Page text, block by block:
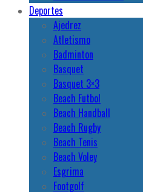
Deportes
Ajedrez
Atletismo
Badminton
Basquet
Basquet 3×3
Beach Futbol
Beach Handball
Beach Rugby
Beach Tenis
Beach Voley
Esgrima
Footgolf